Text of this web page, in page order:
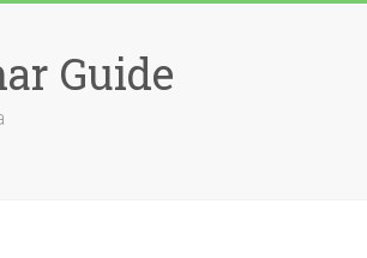
Guide